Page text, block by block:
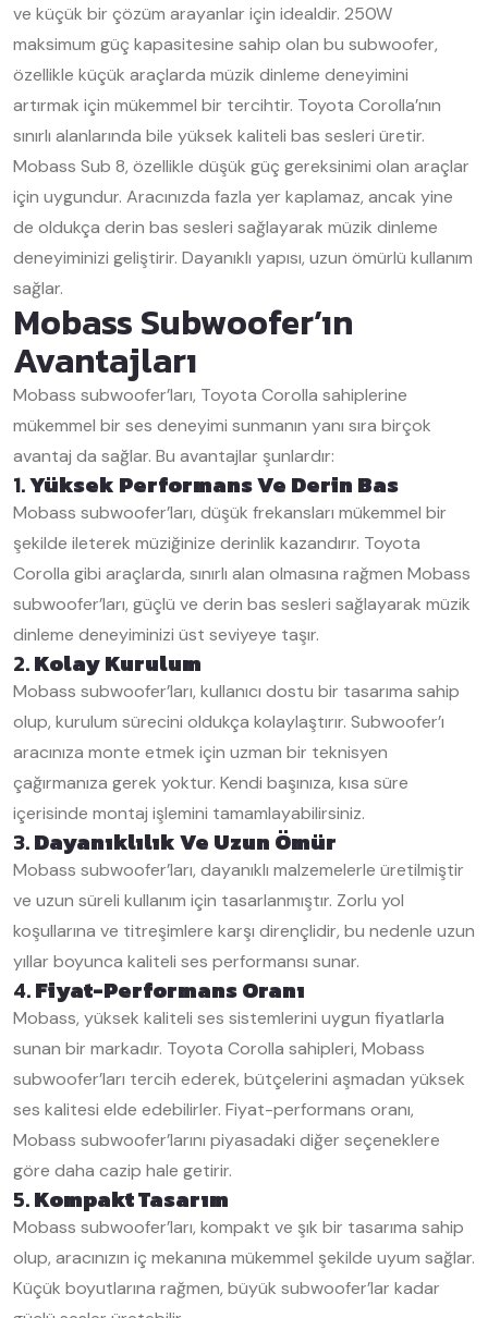
ve küçük bir çözüm arayanlar için idealdir. 250W
maksimum güç kapasitesine sahip olan bu subwoofer,
özellikle küçük araçlarda müzik dinleme deneyimini
artırmak için mükemmel bir tercihtir. Toyota Corolla’nın
sınırlı alanlarında bile yüksek kaliteli bas sesleri üretir.
Mobass Sub 8, özellikle düşük güç gereksinimi olan araçlar
için uygundur. Aracınızda fazla yer kaplamaz, ancak yine
de oldukça derin bas sesleri sağlayarak müzik dinleme
deneyiminizi geliştirir. Dayanıklı yapısı, uzun ömürlü kullanım
sağlar.
Mobass Subwoofer’ın
Avantajları
Mobass subwoofer’ları, Toyota Corolla sahiplerine
mükemmel bir ses deneyimi sunmanın yanı sıra birçok
avantaj da sağlar. Bu avantajlar şunlardır:
1.Yüksek Performans Ve Derin Bas
Mobass subwoofer’ları, düşük frekansları mükemmel bir
şekilde ileterek müziğinize derinlik kazandırır. Toyota
Corolla gibi araçlarda, sınırlı alan olmasına rağmen Mobass
subwoofer’ları, güçlü ve derin bas sesleri sağlayarak müzik
dinleme deneyiminizi üst seviyeye taşır.
2.Kolay Kurulum
Mobass subwoofer’ları, kullanıcı dostu bir tasarıma sahip
olup, kurulum sürecini oldukça kolaylaştırır. Subwoofer’ı
aracınıza monte etmek için uzman bir teknisyen
çağırmanıza gerek yoktur. Kendi başınıza, kısa süre
içerisinde montaj işlemini tamamlayabilirsiniz.
3.Dayanıklılık Ve Uzun Ömür
Mobass subwoofer’ları, dayanıklı malzemelerle üretilmiştir
ve uzun süreli kullanım için tasarlanmıştır. Zorlu yol
koşullarına ve titreşimlere karşı dirençlidir, bu nedenle uzun
yıllar boyunca kaliteli ses performansı sunar.
4.Fiyat-Performans Oranı
Mobass, yüksek kaliteli ses sistemlerini uygun fiyatlarla
sunan bir markadır. Toyota Corolla sahipleri, Mobass
subwoofer’ları tercih ederek, bütçelerini aşmadan yüksek
ses kalitesi elde edebilirler. Fiyat-performans oranı,
Mobass subwoofer’larını piyasadaki diğer seçeneklere
göre daha cazip hale getirir.
5.Kompakt Tasarım
Mobass subwoofer’ları, kompakt ve şık bir tasarıma sahip
olup, aracınızın iç mekanına mükemmel şekilde uyum sağlar.
Küçük boyutlarına rağmen, büyük subwoofer’lar kadar